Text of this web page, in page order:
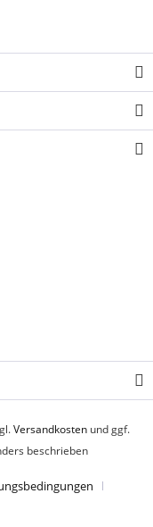
Versandkosten und ggf.
beschrieben